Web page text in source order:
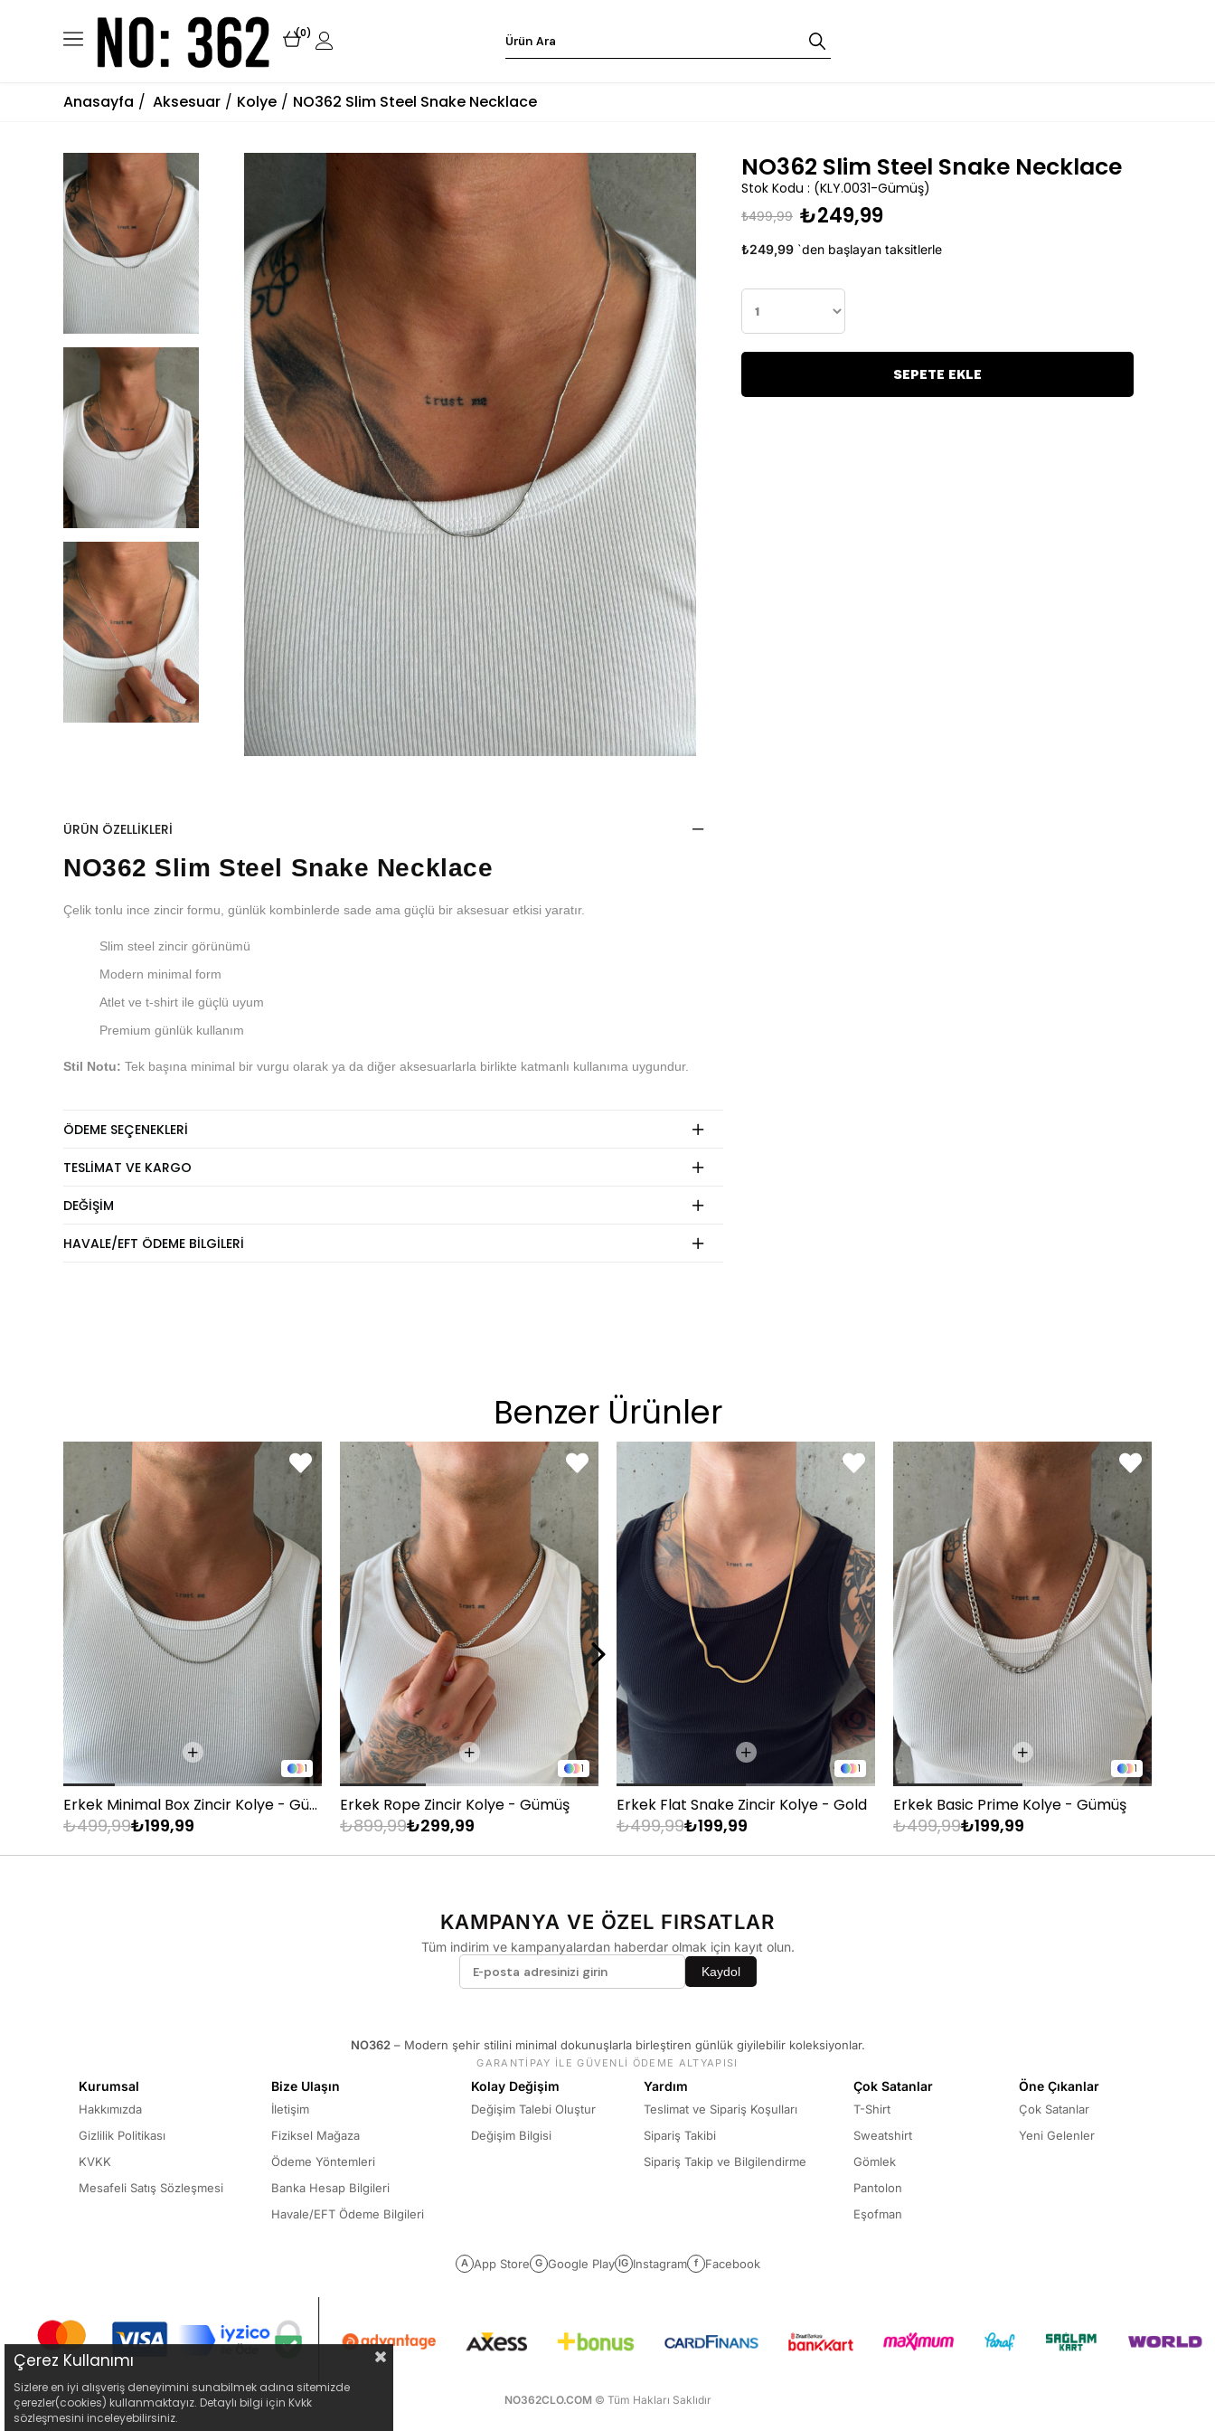
0
Anasayfa Aksesuar Kolye NO362 Slim Steel Snake Necklace
ÜRÜN ÖZELLIKLERI
NO362 Slim Steel Snake Necklace
Çelik tonlu ince zincir formu, günlük kombinlerde sade ama güçlü bir aksesuar etkisi yaratır.
Slim steel zincir görünümü
Modern minimal form
Atlet ve t-shirt ile güçlü uyum
Premium günlük kullanım
Stil Notu: Tek başına minimal bir vurgu olarak ya da diğer aksesuarlarla birlikte katmanlı kullanıma uygundur.
ÖDEME SEÇENEKLERI
TESLIMAT VE KARGO
DEĞIŞIM
HAVALE/EFT ÖDEME BILGILERI
NO362 Slim Steel Snake Necklace
Stok Kodu (KLY.0031-Gümüş)
₺499,99 ₺249,99
₺249,99 `den başlayan taksitlerle
Benzer Ürünler
1
Erkek Minimal Box Zincir Kolye - Gümüş
₺199,99
₺499,99
1
Erkek Rope Zincir Kolye - Gümüş
₺299,99
₺899,99
1
Erkek Flat Snake Zincir Kolye - Gold
₺199,99
₺499,99
1
Erkek Basic Prime Kolye - Gümüş
₺199,99
₺499,99
KAMPANYA VE ÖZEL FIRSATLAR
Tüm indirim ve kampanyalardan haberdar olmak için kayıt olun.
Kaydol
NO362 – Modern şehir stilini minimal dokunuşlarla birleştiren günlük giyilebilir koleksiyonlar.
GARANTİPAY İLE GÜVENLİ ÖDEME ALTYAPISI
Kurumsal
Hakkımızda
Gizlilik Politikası
KVKK
Mesafeli Satış Sözleşmesi
Bize Ulaşın
İletişim
Fiziksel Mağaza
Ödeme Yöntemleri
Banka Hesap Bilgileri
Havale/EFT Ödeme Bilgileri
Kolay Değişim
Değişim Talebi Oluştur
Değişim Bilgisi
Yardım
Teslimat ve Sipariş Koşulları
Sipariş Takibi
Sipariş Takip ve Bilgilendirme
Çok Satanlar
T-Shirt
Sweatshirt
Gömlek
Pantolon
Eşofman
Öne Çıkanlar
Çok Satanlar
Yeni Gelenler
A App Store G Google Play IG Instagram f Facebook
NO362CLO.COM © Tüm Hakları Saklıdır
Çerez Kullanımı
Sizlere en iyi alışveriş deneyimini sunabilmek adına sitemizde
çerezler(cookies) kullanmaktayız. Detaylı bilgi için Kvkk
sözleşmesini inceleyebilirsiniz.